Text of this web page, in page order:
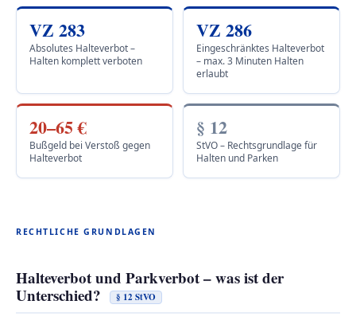
VZ 283
Absolutes Halteverbot –
Halten komplett verboten
VZ 286
Eingeschränktes Halteverbot
– max. 3 Minuten Halten
erlaubt
20–65 €
Bußgeld bei Verstoß gegen
Halteverbot
§ 12
StVO – Rechtsgrundlage für
Halten und Parken
RECHTLICHE GRUNDLAGEN
Halteverbot und Parkverbot – was ist der
Unterschied?
§ 12 StVO